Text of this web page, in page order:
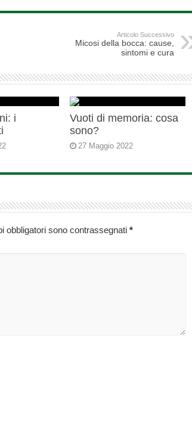
Articolo Successivo
Micosi della bocca: cause,
sintomi e cura
i
Vuoti di memoria: cosa
sono?
27 Maggio 2022
obbligatori sono contrassegnati *